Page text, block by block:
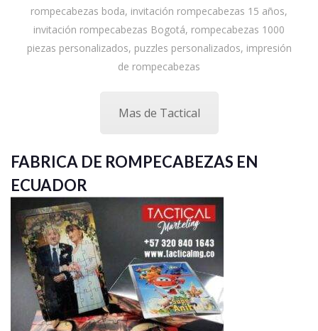
rompecabezas boda, invitación rompecabezas 15 años,
invitación rompecabezas Bogotá, rompecabezas 1000
piezas personalizados, puzzles personalizados, impresión
de rompecabezas
Mas de Tactical
FABRICA DE ROMPECABEZAS EN
ECUADOR